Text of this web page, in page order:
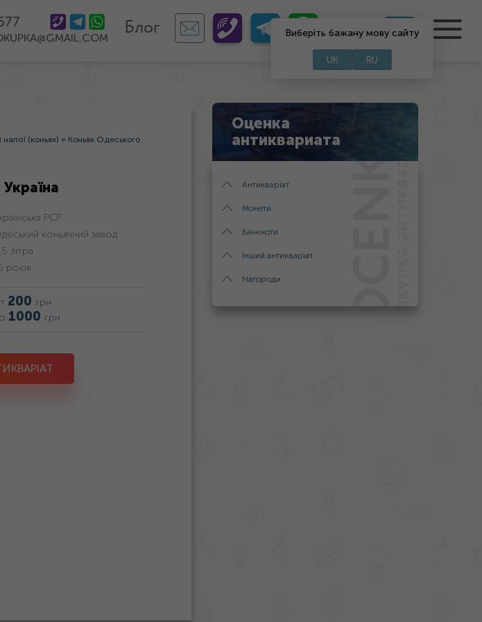
Блог UA
Виберіть бажану мову сайту
UK RU
напої (коньяк) » Коньяк Одеського
РСР
коньячний завод
літра
років
200 грн
1000 грн
Оценка
антиквариата
Антикваріат
Монети
Банкноти
Інший антикваріат
Нагороди